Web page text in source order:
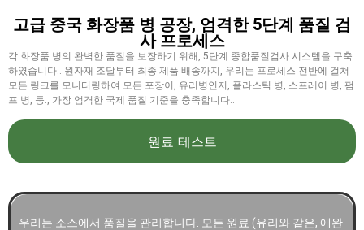
고급 중국 화장품 병 공장, 엄격한 5단계 품질 검
사 프로세스
각 화장품 ​​병의 완벽한 품질을 보장하기 위해, 5단계 종합품질검사 시스템을 구축
하였습니다.. 원자재 조달부터 최종 제품 배송까지, 우리는 프로세스 전반에 걸쳐
모든 링크를 모니터링하여 모든 포장이, 유리병인지, 플라스틱 병, 스프레이 병, 펌
프 병, 등., 가장 엄격한 국제 품질 기준을 충족합니다..
원료 테스트
우리는 소스에서 품질을 관리합니다. 모든 원료 (유리와 같은, 애완